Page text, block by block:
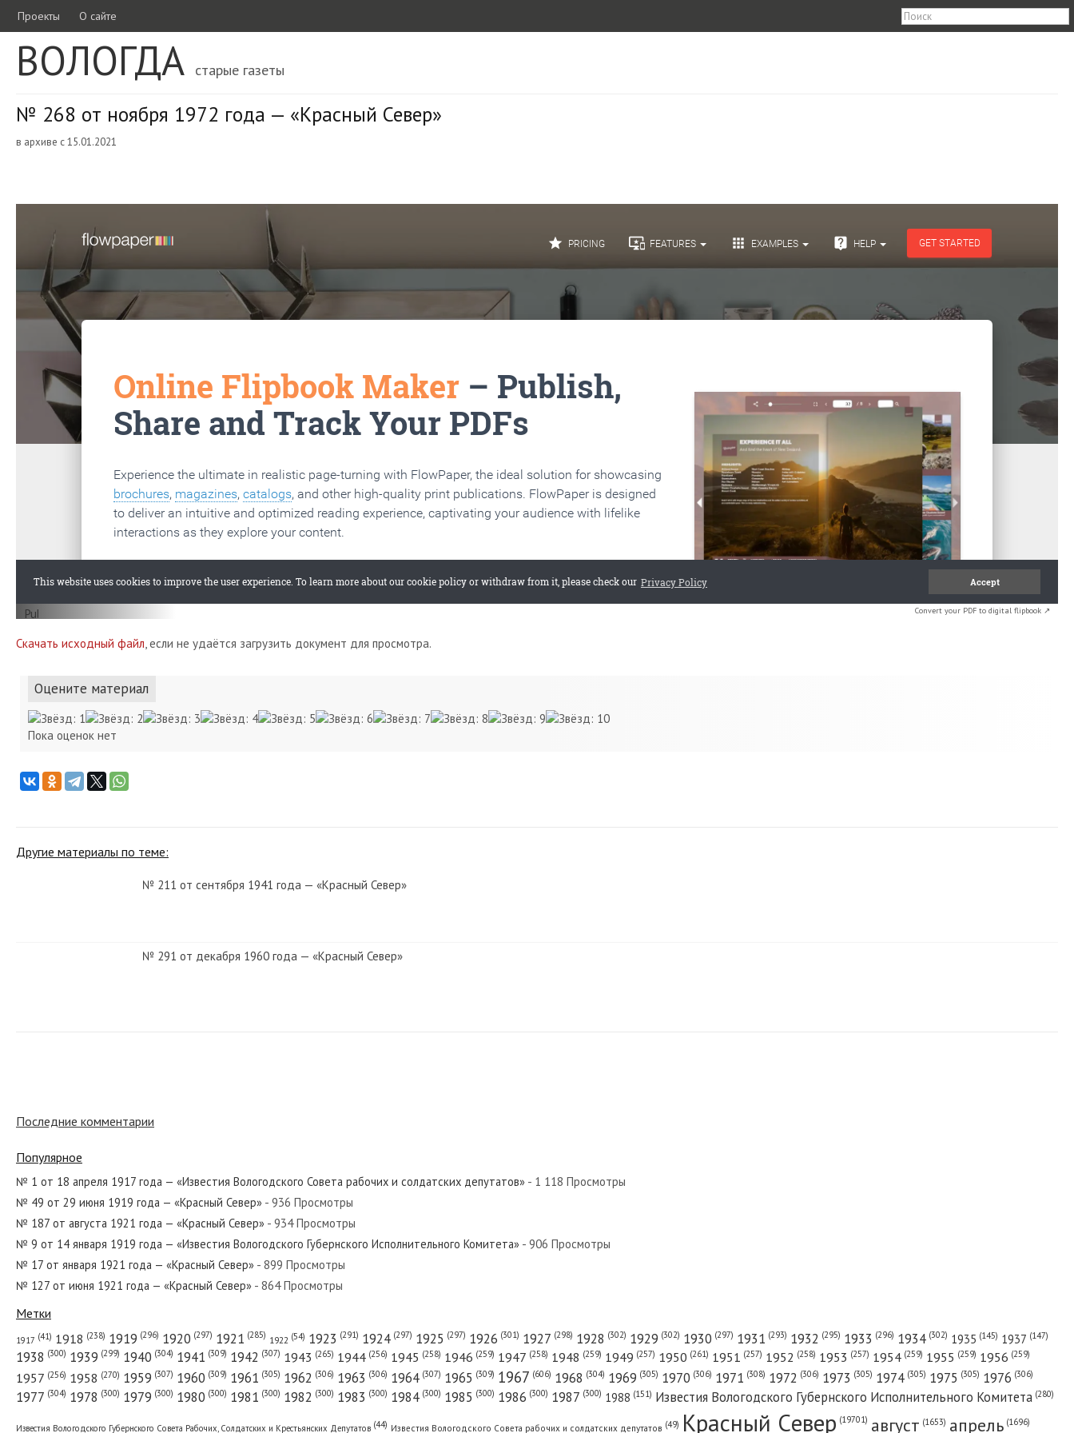
Проекты О сайте
ВОЛОГДА старые газеты
№ 268 от ноября 1972 года — «Красный Север»
в архиве с 15.01.2021
Convert your PDF to digital flipbook ↗
Скачать исходный файл, если не удаётся загрузить документ для просмотра.
Оцените материал
Пока оценок нет
Другие материалы по теме:
№ 211 от сентября 1941 года — «Красный Север»
№ 291 от декабря 1960 года — «Красный Север»
№ 140 от июня 1921 года — «Красный Север»
№ 227 от сентября 1967 года — «Красный Север»
Последние комментарии
Популярное
№ 1 от 18 апреля 1917 года — «Известия Вологодского Совета рабочих и солдатских депутатов» - 1 118 Просмотры
№ 49 от 29 июня 1919 года — «Красный Север» - 936 Просмотры
№ 187 от августа 1921 года — «Красный Север» - 934 Просмотры
№ 9 от 14 января 1919 года — «Известия Вологодского Губернского Исполнительного Комитета» - 906 Просмотры
№ 17 от января 1921 года — «Красный Север» - 899 Просмотры
№ 127 от июня 1921 года — «Красный Север» - 864 Просмотры
Метки
1917 (41) 1918 (238) 1919 (296) 1920 (297) 1921 (285) 1922 (54) 1923 (291) 1924 (297) 1925 (297) 1926 (301) 1927 (298) 1928 (302) 1929 (302) 1930 (297) 1931 (293) 1932 (295) 1933 (296) 1934 (302) 1935 (145) 1937 (147)
1938 (300) 1939 (299) 1940 (304) 1941 (309) 1942 (307) 1943 (265) 1944 (256) 1945 (258) 1946 (259) 1947 (258) 1948 (259) 1949 (257) 1950 (261) 1951 (257) 1952 (258) 1953 (257) 1954 (259) 1955 (259) 1956 (259)
1957 (256) 1958 (270) 1959 (307) 1960 (309) 1961 (305) 1962 (306) 1963 (306) 1964 (307) 1965 (309) 1967 (606) 1968 (304) 1969 (305) 1970 (306) 1971 (308) 1972 (306) 1973 (305) 1974 (305) 1975 (305) 1976 (306)
1977 (304) 1978 (300) 1979 (300) 1980 (300) 1981 (300) 1982 (300) 1983 (300) 1984 (300) 1985 (300) 1986 (300) 1987 (300) 1988 (151) Известия Вологодского Губернского Исполнительного Комитета (280)
Известия Вологодского Губернского Совета Рабочих, Солдатских и Крестьянских Депутатов (44) Известия Вологодского Совета рабочих и солдатских депутатов (49) Красный Cевер (19701) август (1653) апрель (1696)